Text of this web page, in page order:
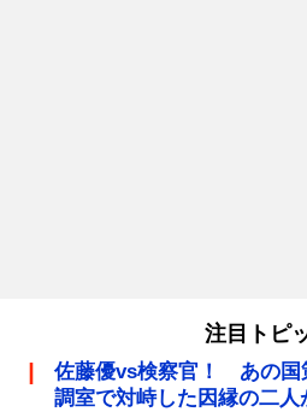
注目トピ
佐藤優vs検察官！ あの国
調室で対峙した因縁の二人